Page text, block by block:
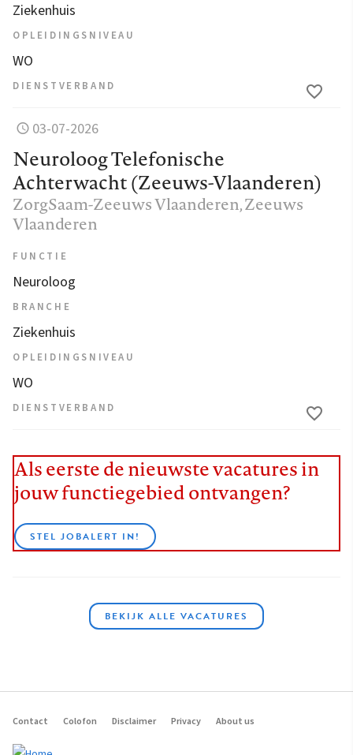
Ziekenhuis
OPLEIDINGSNIVEAU
WO
DIENSTVERBAND
03-07-2026
Neuroloog Telefonische
Achterwacht (Zeeuws-Vlaanderen)
ZorgSaam-Zeeuws Vlaanderen, Zeeuws
Vlaanderen
FUNCTIE
Neuroloog
BRANCHE
Ziekenhuis
OPLEIDINGSNIVEAU
WO
DIENSTVERBAND
Als eerste de nieuwste vacatures in
jouw functiegebied ontvangen?
STEL JOBALERT IN!
BEKIJK ALLE VACATURES
Footer
Contact Colofon Disclaimer Privacy About us